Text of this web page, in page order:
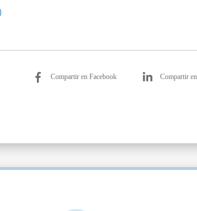
Compartir en Facebook Compartir